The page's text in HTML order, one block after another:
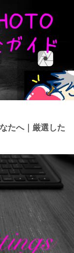
たへ｜厳選した